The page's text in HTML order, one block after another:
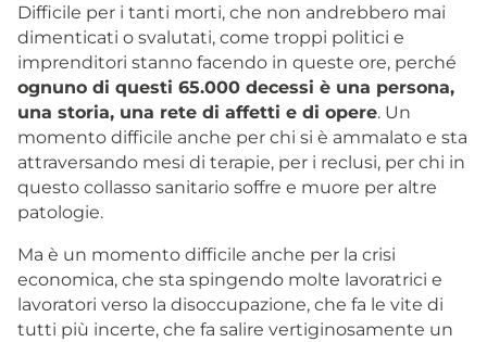
Difficile per i tanti morti, che non andrebbero mai
dimenticati o svalutati, come troppi politici e
imprenditori stanno facendo in queste ore, perché
ognuno di questi 65.000 decessi è una persona,
una storia, una rete di affetti e di opere. Un
momento difficile anche per chi si è ammalato e sta
attraversando mesi di terapie, per i reclusi, per chi in
questo collasso sanitario soffre e muore per altre
patologie.
Ma è un momento difficile anche per la crisi
economica, che sta spingendo molte lavoratrici e
lavoratori verso la disoccupazione, che fa le vite di
tutti più incerte, che fa salire vertiginosamente un